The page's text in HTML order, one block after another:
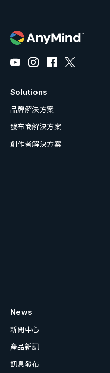
Solutions
品牌解決方案
發布商解決方案
創作者解決方案
News
新聞中心
產品新訊
訊息發布